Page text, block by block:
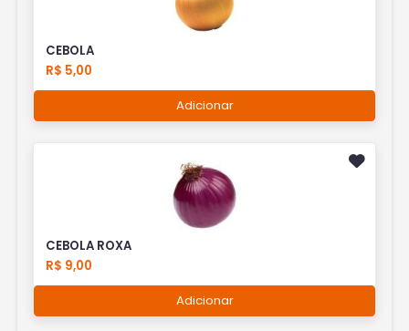
CEBOLA
R$ 5,00
Adicionar
CEBOLA ROXA
R$ 9,00
Adicionar